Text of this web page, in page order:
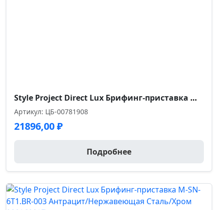
Style Project Direct Lux Брифинг-приставка M-SN-6T1.BR-003 Дуб Наварра/Нержавеющая Сталь/Хром 980*60
Артикул: ЦБ-00781908
21896,00₽
Подробнее